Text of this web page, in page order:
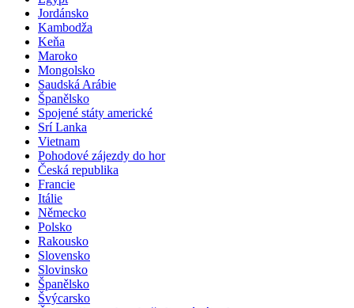
Jordánsko
Kambodža
Keňa
Maroko
Mongolsko
Saudská Arábie
Španělsko
Spojené státy americké
Srí Lanka
Vietnam
Pohodové zájezdy do hor
Česká republika
Francie
Itálie
Německo
Polsko
Rakousko
Slovensko
Slovinsko
Španělsko
Švýcarsko